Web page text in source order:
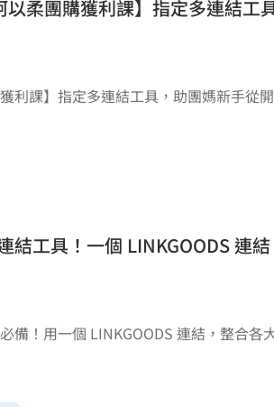
柔團購獲利課】指定多連結工
利課】指定多連結工具，助團媽新手從
結工具！一個 LINKGOODS 連
備！用一個 LINKGOODS 連結，整合各